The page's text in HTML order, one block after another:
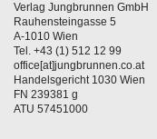
Verlag Jungbrunnen GmbH
Rauhensteingasse 5
A-1010 Wien
Tel. +43 (1) 512 12 99
office[at]jungbrunnen.co.at
Handelsgericht 1030 Wien
FN 239381 g
ATU 57451000